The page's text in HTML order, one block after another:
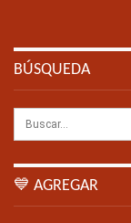
BÚSQUEDA
💙 AGREGAR